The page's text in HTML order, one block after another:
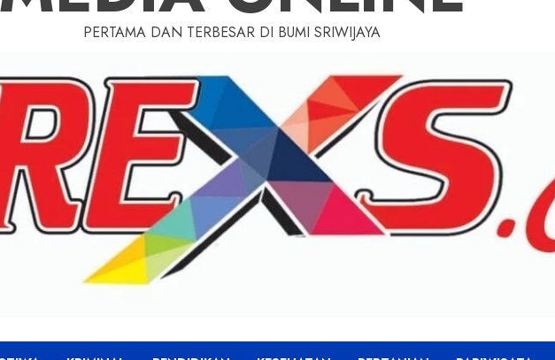
PERTAMA DAN TERBESAR DI BUMI SRIWIJAYA